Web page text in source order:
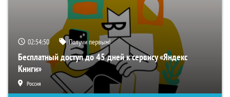
02:54:49 Получи первым!
Бесплатный доступ до 45 дней к сервису «Яндекс
Книги»
Россия